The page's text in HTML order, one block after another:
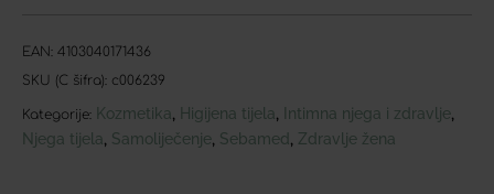
EAN: 4103040171436
SKU (C šifra): c006239
Kategorije: Kozmetika Higijena tijela Intimna njega i zdravlje
Njega tijela Samoliječenje Sebamed Zdravlje žena